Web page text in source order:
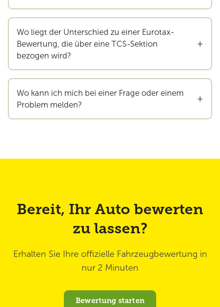
Wo liegt der Unterschied zu einer Eurotax-
Bewertung, die über eine TCS-Sektion
bezogen wird?
+
Wo kann ich mich bei einer Frage oder einem
Problem melden?
+
Bereit, Ihr Auto bewerten
zu lassen?
Erhalten Sie Ihre offizielle Fahrzeugbewertung in
nur 2 Minuten
Bewertung starten